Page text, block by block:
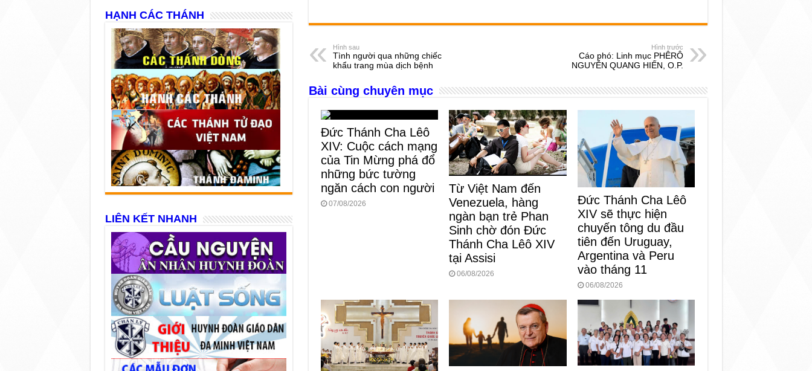
c
e
b
o
o
k
ss
n
g
er
at
A
p
p
e
d
s
er ail ar
Hình sau
Tình người qua những chiếc
khẩu trang mùa dịch bệnh
Hình trước
Cáo phó: Linh mục PHÊRÔ
NGUYỄN QUANG HIẾN, O.P.
Bài cùng chuyên mục
Đức Thánh Cha Lêô
XIV: Cuộc cách mạng
của Tin Mừng phá đổ
những bức tường
ngăn cách con người
07/08/2026
Từ Việt Nam đến
Venezuela, hàng
ngàn bạn trẻ Phan
Sinh chờ đón Đức
Thánh Cha Lêô XIV
tại Assisi
06/08/2026
Đức Thánh Cha Lêô
XIV sẽ thực hiện
chuyến tông du đầu
tiên đến Uruguay,
Argentina và Peru
vào tháng 11
06/08/2026
HẠNH CÁC THÁNH
LIÊN KẾT NHANH